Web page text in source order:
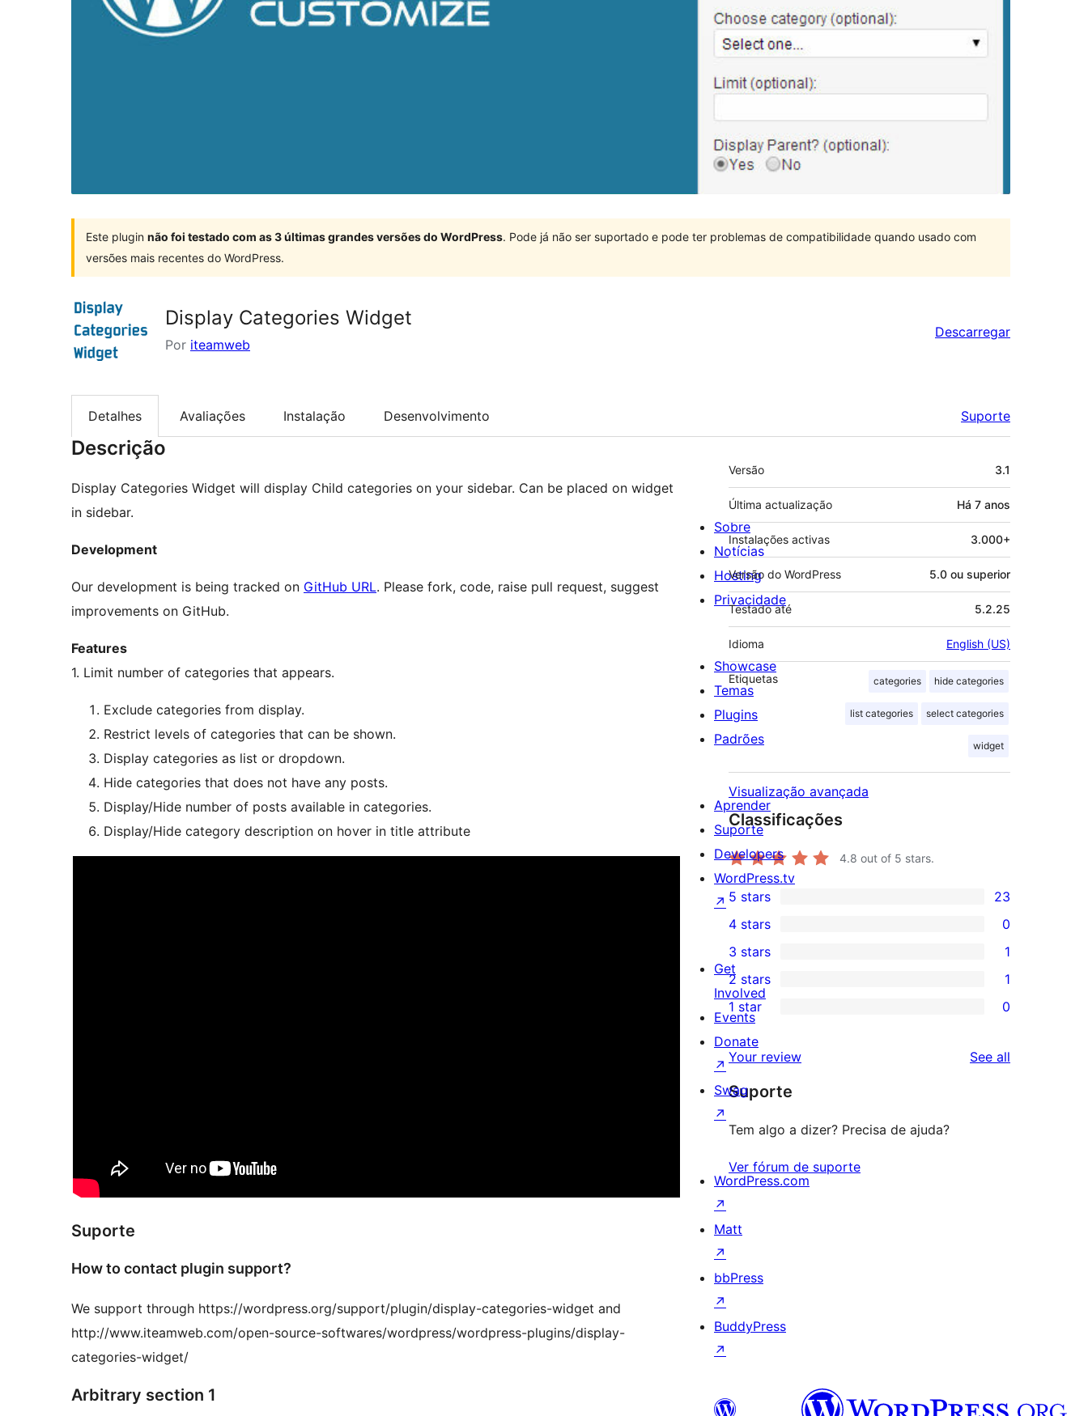
Este plugin não foi testado com as 3 últimas grandes versões do WordPress. Pode já não ser suportado e pode ter problemas de compatibilidade quando usado com
versões mais recentes do WordPress.
Display Categories Widget
Por iteamweb
Descarregar
Detalhes Avaliações Instalação Desenvolvimento Suporte
Descrição
Display Categories Widget will display Child categories on your sidebar. Can be placed on widget
in sidebar.
Development
Our development is being tracked on GitHub URL. Please fork, code, raise pull request, suggest
improvements on GitHub.
Features
1. Limit number of categories that appears.
Exclude categories from display.
Restrict levels of categories that can be shown.
Display categories as list or dropdown.
Hide categories that does not have any posts.
Display/Hide number of posts available in categories.
Display/Hide category description on hover in title attribute
Suporte
How to contact plugin support?
We support through https://wordpress.org/support/plugin/display-categories-widget and
http://www.iteamweb.com/open-source-softwares/wordpress/wordpress-plugins/display-
categories-widget/
Arbitrary section 1
Metadados
Versão 3.1
Última actualização Há 7 anos
Instalações activas 3.000+
Versão do WordPress 5.0 ou superior
Testado até 5.2.25
Idioma English (US)
Etiquetas categories hide categories
list categories select categories
widget
Visualização avançada
Classificações
4.8 out of 5 stars.
23
5-
star
reviews
5 stars 23
4-
star
reviews
4 stars 0
1
3-
star
review
3 stars 1
1
2-
star
review
2 stars 1
0
1-
star
reviews
1 star 0
Your review See all
Suporte
Tem algo a dizer? Precisa de ajuda?
Ver fórum de suporte
Sobre
Notícias
Hosting
Privacidade
Showcase
Temas
Plugins
Padrões
Aprender
Suporte
Developers
WordPress.tv
↗
Get
Involved
Events
Donate
↗
Swag
↗
WordPress.com
↗
Matt
↗
bbPress
↗
BuddyPress
↗